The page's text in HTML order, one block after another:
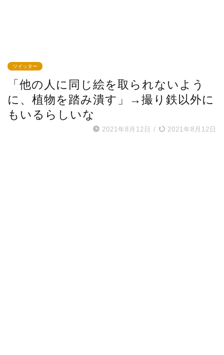
ツイッター
「他の人に同じ絵を取られないよう
に、植物を踏み潰す」→撮り鉄以外に
もいるらしいな
2021年8月12日 / 2021年8月12日